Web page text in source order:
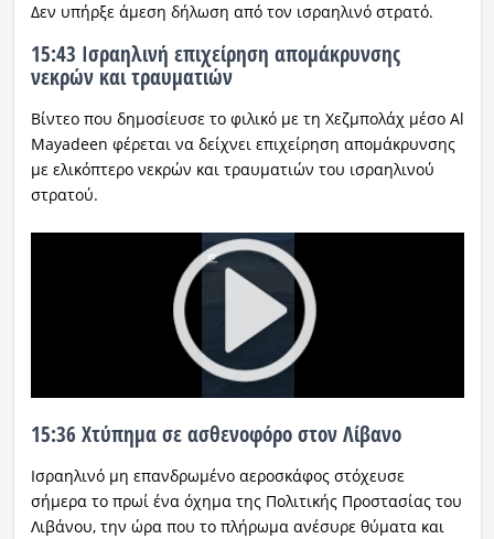
Δεν υπήρξε άμεση δήλωση από τον ισραηλινό στρατό.
15:43 Ισραηλινή επιχείρηση απομάκρυνσης
νεκρών και τραυματιών
Βίντεο που δημοσίευσε το φιλικό με τη Χεζμπολάχ μέσο Al
Mayadeen φέρεται να δείχνει επιχείρηση απομάκρυνσης
με ελικόπτερο νεκρών και τραυματιών του ισραηλινού
στρατού.
15:36 Χτύπημα σε ασθενοφόρο στον Λίβανο
Ισραηλινό μη επανδρωμένο αεροσκάφος στόχευσε
σήμερα το πρωί ένα όχημα της Πολιτικής Προστασίας του
Λιβάνου, την ώρα που το πλήρωμα ανέσυρε θύματα και